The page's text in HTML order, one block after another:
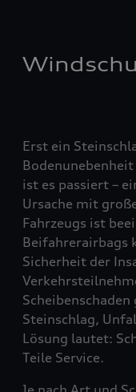
Erst ein
ist es passiert –
Ursache mit
Fahrzeugs ist
Beifahrerairbags
Sicherheit der
Steinschlag,
Lösung lautet:
Teile Service.